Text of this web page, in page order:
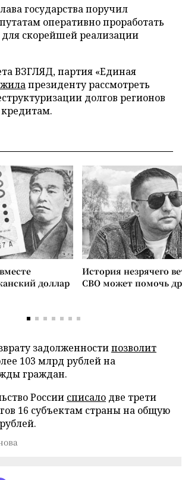
государства поручил
оперативно проработать
скорейшей реализации
ВЗГЛЯД, партия «Единая
президенту рассмотреть
долгов регионов
доллар
История незрячего
СВО может помочь
задолженностипозволит
103 млрд рублей на
граждан.
России списало две трети
16 субъектам страны на общую